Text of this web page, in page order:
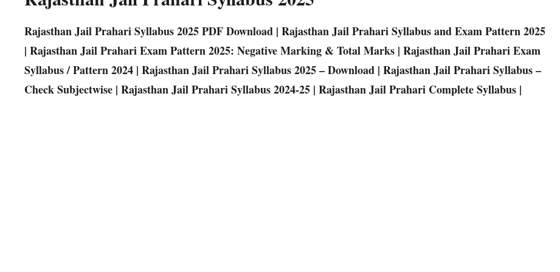
Rajasthan Jail Prahari Syllabus 2025 PDF Download | Rajasthan Jail Prahari Syllabus and Exam Pattern 2025
| Rajasthan Jail Prahari Exam Pattern 2025: Negative Marking & Total Marks | Rajasthan Jail Prahari Exam
Syllabus / Pattern 2024 | Rajasthan Jail Prahari Syllabus 2025 – Download | Rajasthan Jail Prahari Syllabus –
Check Subjectwise | Rajasthan Jail Prahari Syllabus 2024-25 | Rajasthan Jail Prahari Complete Syllabus |